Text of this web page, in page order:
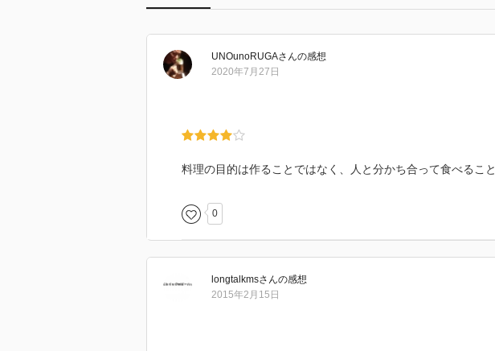
UNOunoRUGAさんの感想
2020年7月27日
料理の目的は作ることではなく、人と分かち合って食べること
0
longtalkmsさんの感想
2015年2月15日